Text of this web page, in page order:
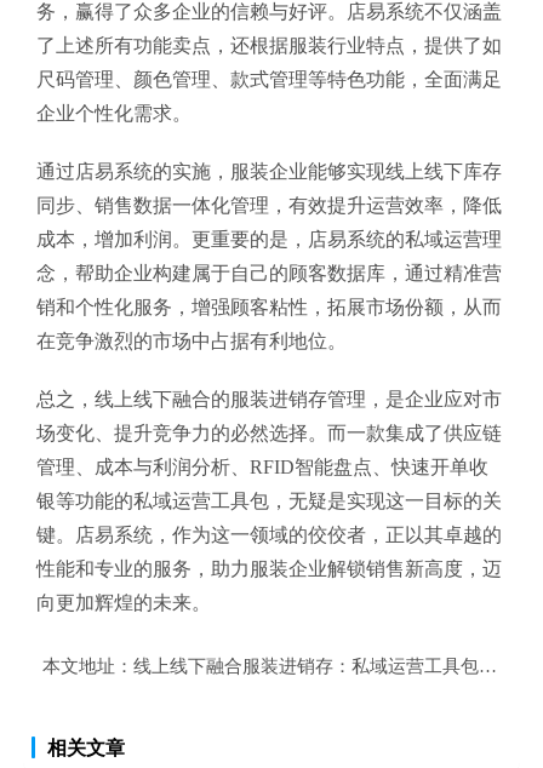
务，赢得了众多企业的信赖与好评。店易系统不仅涵盖
了上述所有功能卖点，还根据服装行业特点，提供了如
尺码管理、颜色管理、款式管理等特色功能，全面满足
企业个性化需求。
通过店易系统的实施，服装企业能够实现线上线下库存
同步、销售数据一体化管理，有效提升运营效率，降低
成本，增加利润。更重要的是，店易系统的私域运营理
念，帮助企业构建属于自己的顾客数据库，通过精准营
销和个性化服务，增强顾客粘性，拓展市场份额，从而
在竞争激烈的市场中占据有利地位。
总之，线上线下融合的服装进销存管理，是企业应对市
场变化、提升竞争力的必然选择。而一款集成了供应链
管理、成本与利润分析、RFID智能盘点、快速开单收
银等功能的私域运营工具包，无疑是实现这一目标的关
键。店易系统，作为这一领域的佼佼者，正以其卓越的
性能和专业的服务，助力服装企业解锁销售新高度，迈
向更加辉煌的未来。
本文地址： 线上线下融合服装进销存：私域运营工具包，解锁
相关文章